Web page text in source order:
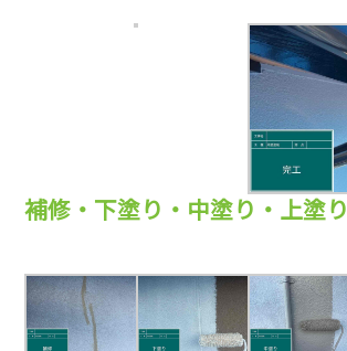
補修・下塗り・中塗り・上塗り